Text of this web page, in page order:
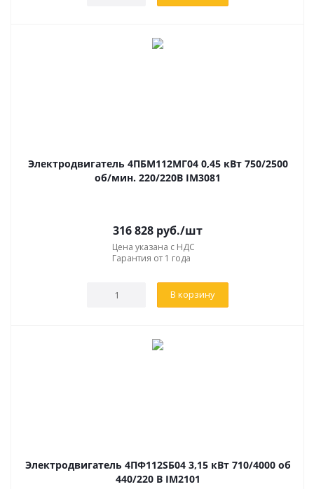
Электродвигатель 4ПБМ112МГ04 0,45 кВт 750/2500
об/мин. 220/220В IM3081
316 828 руб./шт
Цена указана с НДС
Гарантия от 1 года
В корзину
Электродвигатель 4ПФ112SБ04 3,15 кВт 710/4000 об
440/220 В IM2101